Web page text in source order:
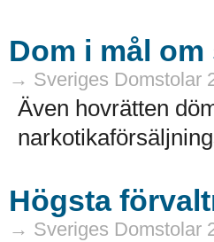
Dom i mål
→ Sveriges Domstolar
Även hovrätten
Högsta
→ Sveriges Domstolar